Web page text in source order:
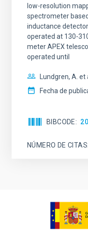
low-resolution
spectrometer
inductance
operated at 130-
meter APEX
operated until
Lundgren, A. et
Fecha de
BIBCODE
NÚMERO DE CITAS